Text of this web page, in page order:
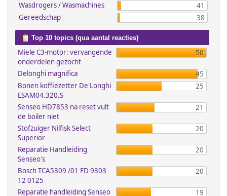
Wasdrogers / Wasmachines
41
Gereedschap
38
Top 10 topics (qua aantal reacties)
Miele C3-motor: vervangende
onderdelen gezocht
50
Delonghi magnifica
45
Bonen koffiezetter De'Longhi
ESAM04.320.S
25
Senseo HD7853 na reset vult
de boiler niet
21
Stofzuiger Nilfisk Select
Superior
20
Reparatie Handleiding
Senseo's
20
Bosch TCA5309 /01 FD 9303
12 0125
20
Reparatie handleiding Senseo
19